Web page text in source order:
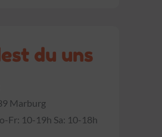
du uns
Marburg
Fr: 10-19h Sa: 10-18h